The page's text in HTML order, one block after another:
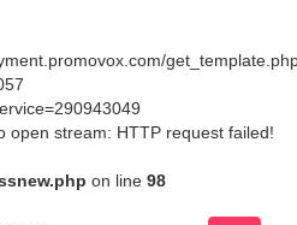
open stream: HTTP request failed!
on line 98